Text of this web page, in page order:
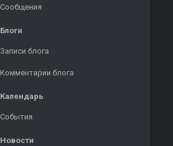
Сообщения
Блоги
Записи блога
Комментарии блога
Календарь
События
Новости